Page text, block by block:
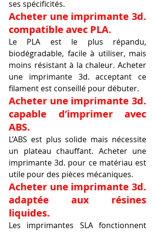
ses spécificités.
Acheter une imprimante 3d.
compatible avec PLA.
Le PLA est le plus répandu,
biodégradable, facile à utiliser, mais
moins résistant à la chaleur. Acheter
une imprimante 3d. acceptant ce
filament est conseillé pour débuter.
Acheter une imprimante 3d.
capable d’imprimer avec
ABS.
L’ABS est plus solide mais nécessite
un plateau chauffant. Acheter une
imprimante 3d. pour ce matériau est
utile pour des pièces mécaniques.
Acheter une imprimante 3d.
adaptée aux résines
liquides.
Les imprimantes SLA fonctionnent